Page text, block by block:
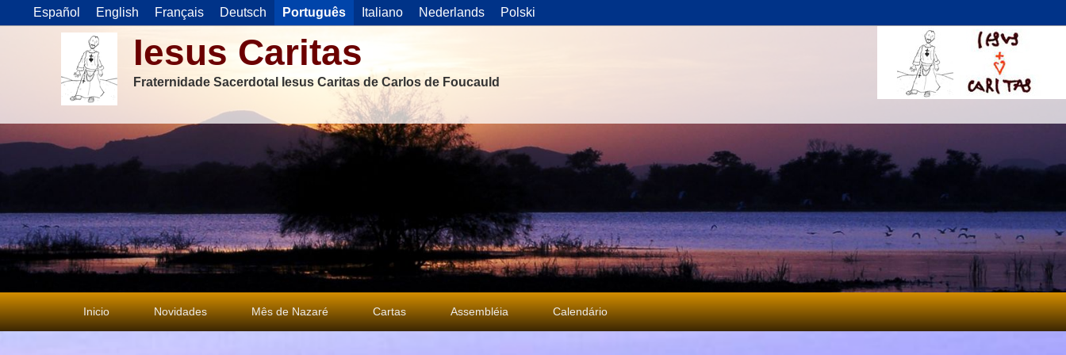
Español English Français Deutsch Português Italiano Nederlands Polski
Iesus Caritas
Fraternidade Sacerdotal Iesus Caritas de Carlos de Foucauld
Menu
principal
Inicio Novidades Mês de Nazaré Cartas Assembléia Calendário